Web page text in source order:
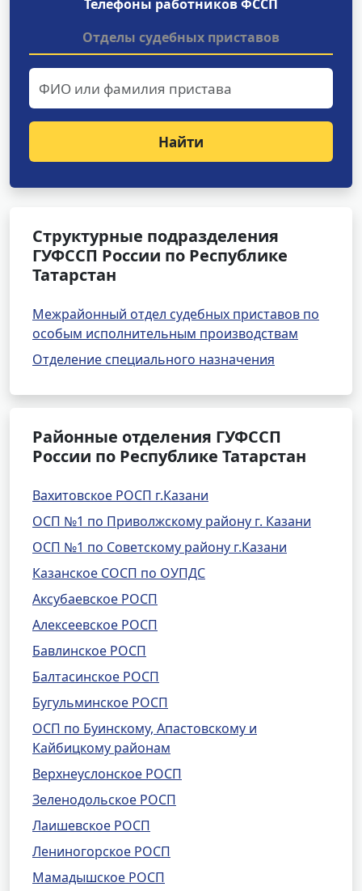
Телефоны работников ФССП
Отделы судебных приставов
Найти
Структурные подразделения
ГУФССП России по Республике
Татарстан
Межрайонный отдел судебных приставов по
особым исполнительным производствам
Отделение специального назначения
Районные отделения ГУФССП
России по Республике Татарстан
Вахитовское РОСП г.Казани
ОСП №1 по Приволжскому району г. Казани
ОСП №1 по Советскому району г.Казани
Казанское СОСП по ОУПДС
Аксубаевское РОСП
Алексеевское РОСП
Бавлинское РОСП
Балтасинское РОСП
Бугульминское РОСП
ОСП по Буинскому, Апастовскому и
Кайбицкому районам
Верхнеуслонское РОСП
Зеленодольское РОСП
Лаишевское РОСП
Лениногорское РОСП
Мамадышское РОСП